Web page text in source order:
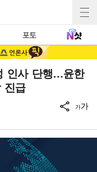
포토
인사 단행…윤한
진급
가가